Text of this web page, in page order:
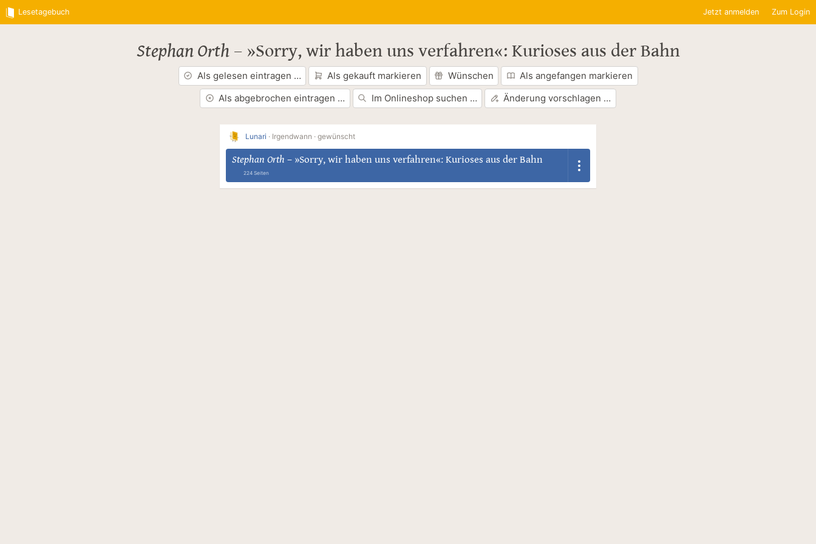
Lesetagebuch Jetzt anmelden Zum Login
Stephan Orth– »Sorry, wir haben uns verfahren«: Kurioses aus der Bahn
Als gelesen eintragen … Als gekauft markieren Wünschen
Als angefangen markieren
Als abgebrochen eintragen …
Im Onlineshop suchen … Änderung vorschlagen …
Lunari · Irgendwann · gewünscht
Stephan Orth – »Sorry, wir haben uns verfahren«: Kurioses aus der Bahn
224 Seiten